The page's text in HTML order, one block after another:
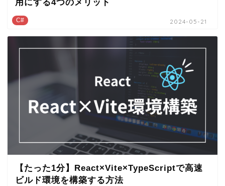
C#
用にする4つのメリット
2024-05-21
【たった1分】React×Vite×TypeScriptで高速
ビルド環境を構築する方法